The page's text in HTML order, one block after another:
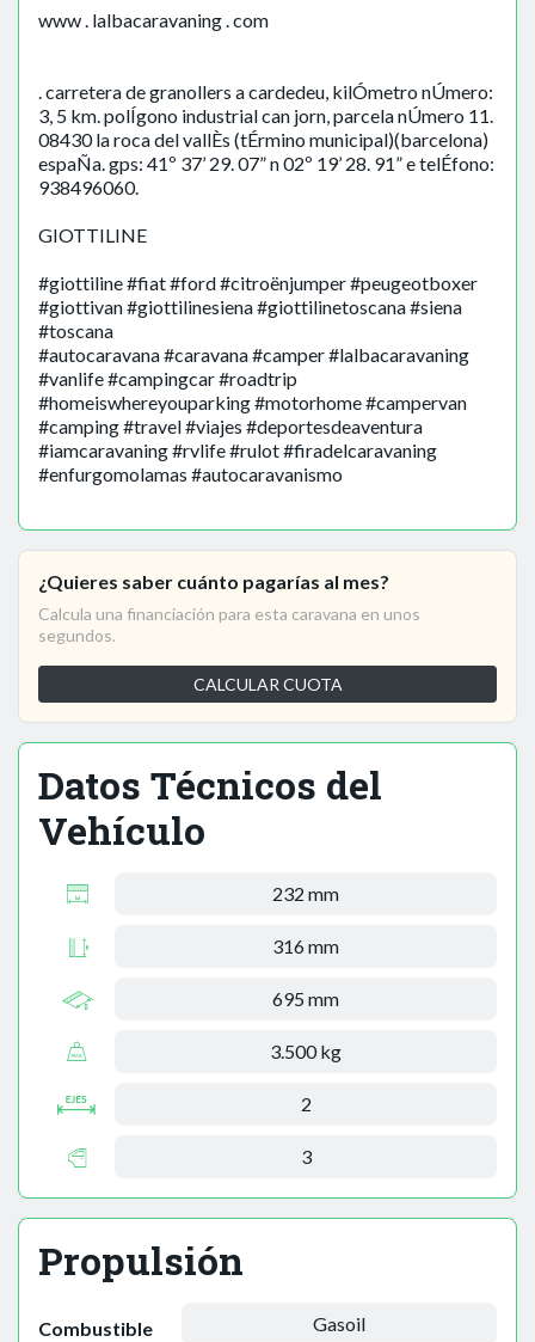
www . lalbacaravaning . com
. carretera de granollers a cardedeu, kilÓmetro nÚmero:
3, 5 km. polÍgono industrial can jorn, parcela nÚmero 11.
08430 la roca del vallÈs (tÉrmino municipal)(barcelona)
espaÑa. gps: 41º 37’ 29. 07” n 02º 19’ 28. 91” e telÉfono:
938496060.
GIOTTILINE
#giottiline #fiat #ford #citroënjumper #peugeotboxer
#giottivan #giottilinesiena #giottilinetoscana #siena
#toscana
#autocaravana #caravana #camper #lalbacaravaning
#vanlife #campingcar #roadtrip
#homeiswhereyouparking #motorhome #campervan
#camping #travel #viajes #deportesdeaventura
#iamcaravaning #rvlife #rulot #firadelcaravaning
#enfurgomolamas #autocaravanismo
¿Quieres saber cuánto pagarías al mes?
Calcula una financiación para esta caravana en unos
segundos.
CALCULAR CUOTA
Datos Técnicos del
Vehículo
232 mm
316 mm
695 mm
3.500 kg
2
3
Propulsión
Combustible Gasoil